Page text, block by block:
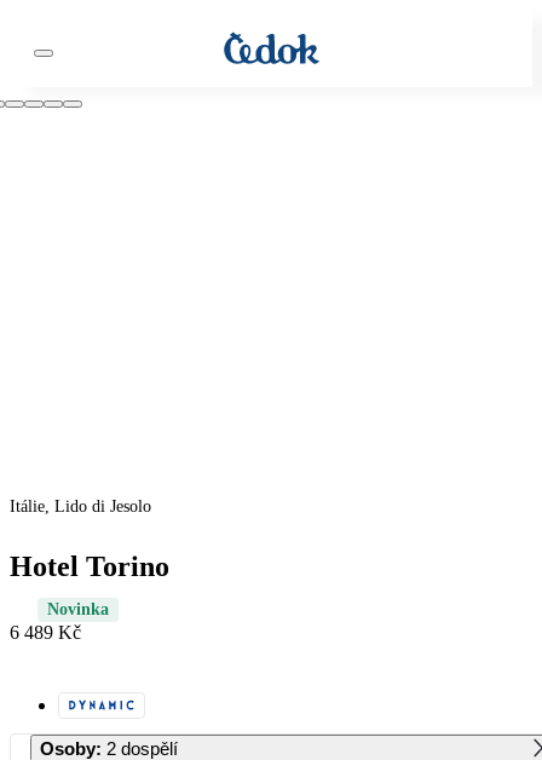
Itálie, Lido di Jesolo
Hotel Torino
Novinka
6 489 Kč
Osoby: 2 dospělí